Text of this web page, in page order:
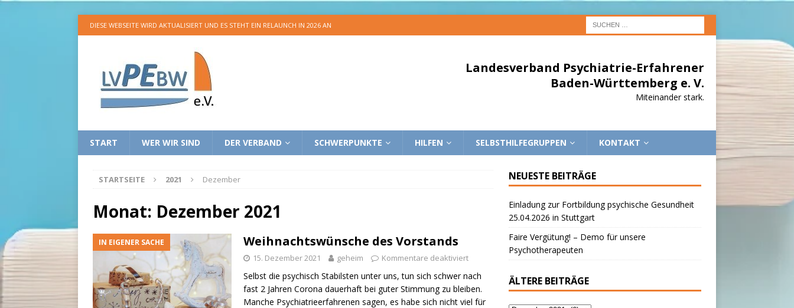
DIESE WEBSEITE WIRD AKTUALISIERT UND ES STEHT EIN RELAUNCH IN 2026 AN
Landesverband Psychiatrie-Erfahrener
Baden-Württemberg e. V.
Miteinander stark.
START WER WIR SIND DER VERBAND SCHWERPUNKTE HILFEN SELBSTHILFEGRUPPEN KONTAKT
STARTSEITE 2021 Dezember
Monat: Dezember 2021
IN EIGENER SACHE Weihnachtswünsche des Vorstands
15. Dezember 2021 geheim Kommentare deaktiviert
Selbst die psychisch Stabilsten unter uns, tun sich schwer nach
fast 2 Jahren Corona dauerhaft bei guter Stimmung zu bleiben.
Manche Psychiatrieerfahrenen sagen, es habe sich nicht viel für
NEUESTE BEITRÄGE
Einladung zur Fortbildung psychische Gesundheit
25.04.2026 in Stuttgart
Faire Vergütung! – Demo für unsere
Psychotherapeuten
ÄLTERE BEITRÄGE